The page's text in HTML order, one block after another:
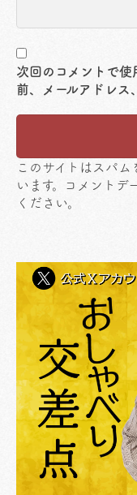
次回のコメントで使
前、メールアドレス
このサイトはスパム
います。
コメントデ
ください。